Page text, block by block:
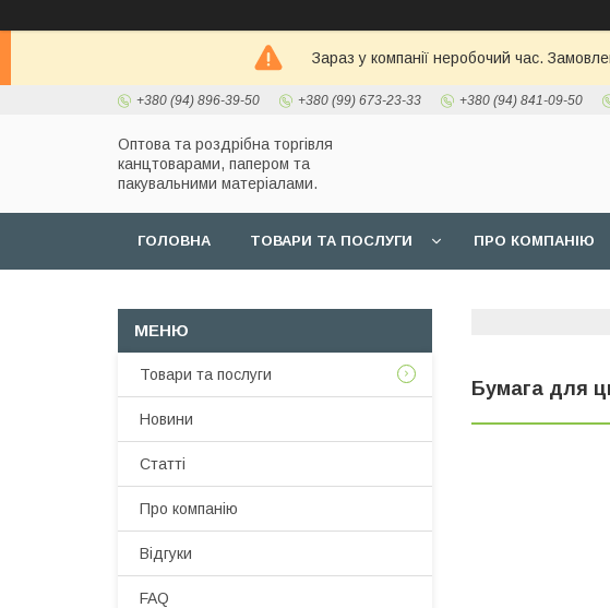
Зараз у компанії неробочий час.
+380 (94) 896-39-50 +380 (99) 673-23-33 +380 (94) 841-09-50
Оптова та роздрібна торгівля
канцтоварами, папером та
пакувальними матеріалами.
ГОЛОВНА ТОВАРИ ТА ПОСЛУГИ ПРО КОМПАНІЮ
Бумага для
Товари та послуги
Новини
Статті
Про компанію
Відгуки
FAQ